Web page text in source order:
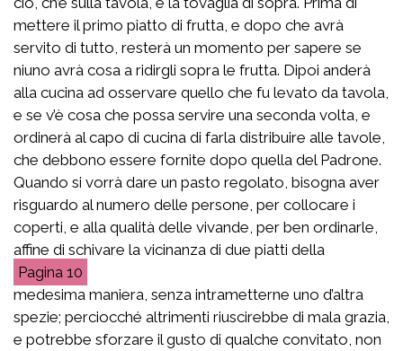
mettere il primo piatto di frutta, e dopo che avrà
servito di tutto, resterà un momento per sapere se
niuno avrà cosa a ridirgli sopra le frutta. Dipoi anderà
alla cucina ad osservare quello che fu levato da tavola,
e se v’è cosa che possa servire una seconda volta, e
ordinerà al capo di cucina di farla distribuire alle tavole,
che debbono essere fornite dopo quella del Padrone.
Quando si vorrà dare un pasto regolato, bisogna aver
risguardo al numero delle persone, per collocare i
coperti, e alla qualità delle vivande, per ben ordinarle,
affine di schivare la vicinanza di due piatti della
10
medesima maniera, senza intrametterne uno d’altra
spezie; perciocché altrimenti riuscirebbe di mala grazia,
e potrebbe sforzare il gusto di qualche convitato, non